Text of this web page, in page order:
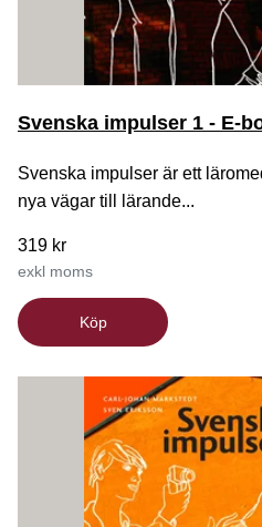
Svenska impulser 1 - E-
Svenska impulser är ett
nya vägar till lärande...
319 kr
exkl moms
Köp